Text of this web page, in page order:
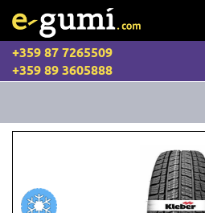
+359 87 7265509
+359 89 3605888